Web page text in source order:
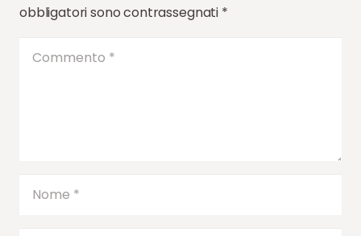
obbligatori sono contrassegnati *